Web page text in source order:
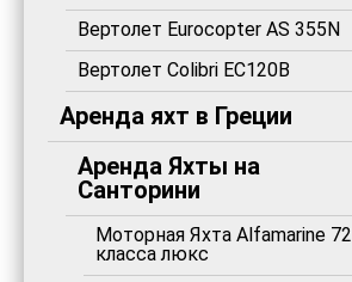
Вертолет Eurocopter AS 355N
Вертолет Colibri EC120B
Аренда яхт в Греции
Аренда Яхты на
Санторини
Моторная Яхта Alfamarine 72
класса люкс